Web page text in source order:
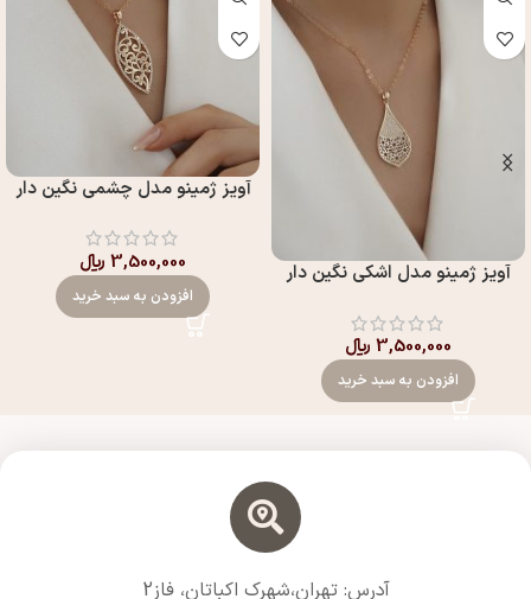
آويز ژمینو مدل اشکي نگين دار
3,500,000 ﷼
افزودن به سبد خرید
آويز ژمینو مدل چشمي نگين دار
3,500,000 ﷼
افزودن به سبد خرید
آدرس: تهران،شهرک اکباتان، فاز2